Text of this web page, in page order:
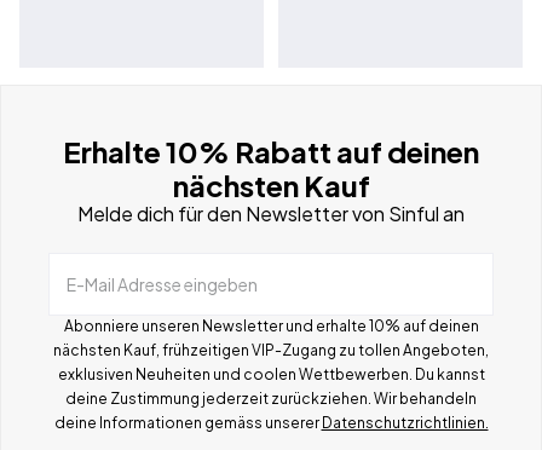
Erhalte 10% Rabatt auf deinen
nächsten Kauf
Melde dich für den Newsletter von Sinful an
E-Mail Adresse eingeben
Abonniere unseren Newsletter und erhalte 10% auf deinen
nächsten Kauf, frühzeitigen VIP-Zugang zu tollen Angeboten,
exklusiven Neuheiten und coolen Wettbewerben. Du kannst
deine Zustimmung jederzeit zurückziehen. Wir behandeln
deine Informationen gemäss unserer Datenschutzrichtlinien.